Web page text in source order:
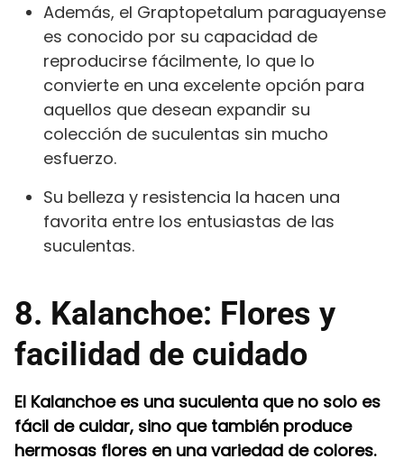
Además, el Graptopetalum paraguayense
es conocido por su capacidad de
reproducirse fácilmente, lo que lo
convierte en una excelente opción para
aquellos que desean expandir su
colección de suculentas sin mucho
esfuerzo.
Su belleza y resistencia la hacen una
favorita entre los entusiastas de las
suculentas.
8. Kalanchoe: Flores y
facilidad de cuidado
El Kalanchoe es una suculenta que no solo es
fácil de cuidar, sino que también produce
hermosas flores en una variedad de colores.